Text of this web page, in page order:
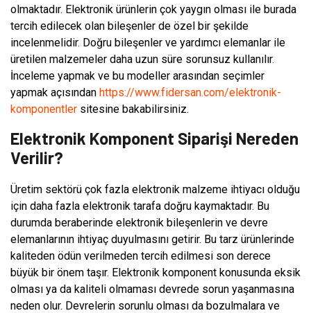
olmaktadır. Elektronik ürünlerin çok yaygın olması ile burada
tercih edilecek olan bileşenler de özel bir şekilde
incelenmelidir. Doğru bileşenler ve yardımcı elemanlar ile
üretilen malzemeler daha uzun süre sorunsuz kullanılır.
İnceleme yapmak ve bu modeller arasından seçimler
yapmak açısından https://www.fidersan.com/elektronik-
komponentler sitesine bakabilirsiniz.
Elektronik Komponent Siparişi Nereden
Verilir?
Üretim sektörü çok fazla elektronik malzeme ihtiyacı olduğu
için daha fazla elektronik tarafa doğru kaymaktadır. Bu
durumda beraberinde elektronik bileşenlerin ve devre
elemanlarının ihtiyaç duyulmasını getirir. Bu tarz ürünlerinde
kaliteden ödün verilmeden tercih edilmesi son derece
büyük bir önem taşır. Elektronik komponent konusunda eksik
olması ya da kaliteli olmaması devrede sorun yaşanmasına
neden olur. Devrelerin sorunlu olması da bozulmalara ve